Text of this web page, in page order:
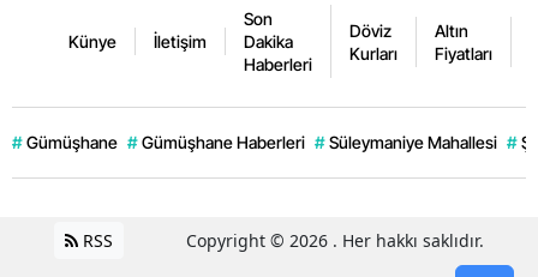
Trabzon
Şanlıurfa
Künye İletişim
Son
Dakika
Haberleri
Döviz
Kurları
Altın
Fiyatları
# Gümüşhane # Gümüşhane Haberleri # Süleymaniye Mahallesi #
RSS Copyright © 2026 . Her hakkı saklıdır.